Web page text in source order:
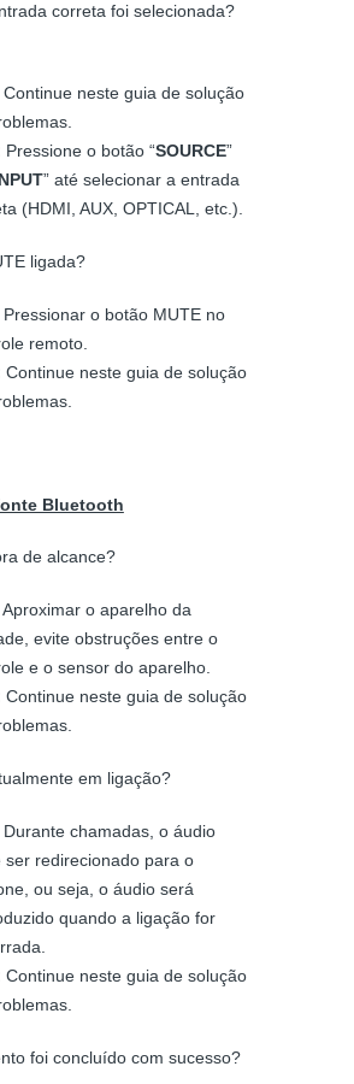
correta foi selecionada?
Continue neste guia de solução
Pressione o botão “SOURCE”
” até selecionar a entrada
(HDMI, AUX, OPTICAL, etc.).
ligada?
Pressionar o botão MUTE no
remoto.
Continue neste guia de solução
Bluetooth
de alcance?
Aproximar o aparelho da
evite obstruções entre o
e o sensor do aparelho.
Continue neste guia de solução
em ligação?
Durante chamadas, o áudio
ser redirecionado para o
ou seja, o áudio será
quando a ligação for
Continue neste guia de solução
foi concluído com sucesso?